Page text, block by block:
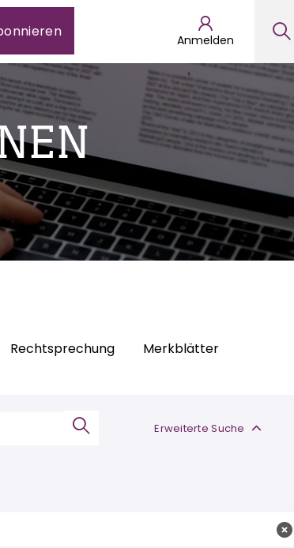
Anmelden
Rechtsprechung Merkblätter
Erweiterte Suche